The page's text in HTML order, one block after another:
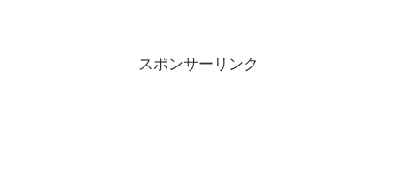
スポンサーリンク